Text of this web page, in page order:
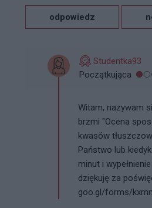
odpowiedz
Studentka93
Początkująca
Witam, nazywam
brzmi "Ocena
kwasów
Państwo lub
minut i
dziękuję za
goo.gl/forms/